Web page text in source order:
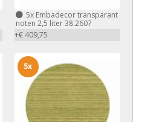
5xEmbadecor transparant
noten 2,5 liter 38.2607
+€ 409,75
5x